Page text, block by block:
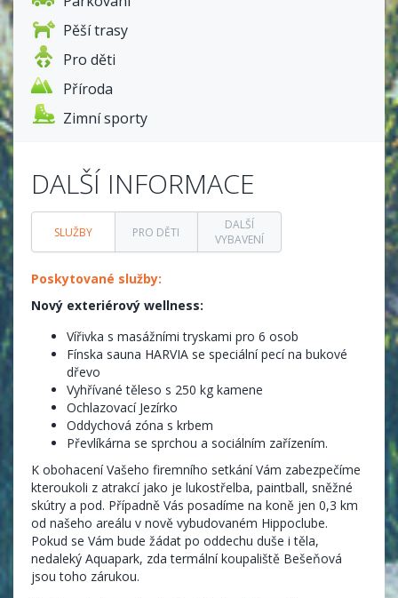
Pěší trasy
Pro děti
Příroda
Zimní sporty
DALŠÍ INFORMACE
SLUŽBY PRO DĚTI
DALŠÍ
VYBAVENÍ
Poskytované služby:
Nový exteriérový wellness:
Vířivka s masážními tryskami pro 6 osob
Fínska sauna HARVIA se speciální pecí na bukové
dřevo
Vyhřívané těleso s 250 kg kamene
Ochlazovací Jezírko
Oddychová zóna s krbem
Převlíkárna se sprchou a sociálním zařízením.
K obohacení Vašeho firemního setkání Vám zabezpečíme
kteroukoli z atrakcí jako je lukostřelba, paintball, sněžné
skútry a pod. Případně Vás posadíme na koně jen 0,3 km
od našeho areálu v nově vybudovaném Hippoclube.
Pokud se Vám bude žádat po oddechu duše i těla,
nedaleký Aquapark, zda termální koupaliště Bešeňová
jsou toho zárukou.